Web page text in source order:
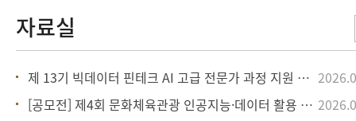
제 13기 빅데이터 핀테크 AI 고급 전문가 과정 지원 안내
[공모전] 제4회 문화체육관광 인공지능·데이터 활용 공모전